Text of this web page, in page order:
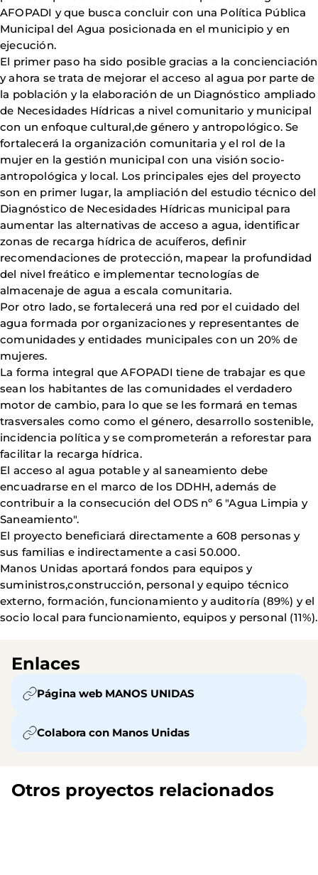
AFOPADI y que busca concluir con una Política Pública
Municipal del Agua posicionada en el municipio y en
ejecución.
El primer paso ha sido posible gracias a la concienciación
y ahora se trata de mejorar el acceso al agua por parte de
la población y la elaboración de un Diagnóstico ampliado
de Necesidades Hídricas a nivel comunitario y municipal
con un enfoque cultural,de género y antropológico. Se
fortalecerá la organización comunitaria y el rol de la
mujer en la gestión municipal con una visión socio-
antropológica y local. Los principales ejes del proyecto
son en primer lugar, la ampliación del estudio técnico del
Diagnóstico de Necesidades Hídricas municipal para
aumentar las alternativas de acceso a agua, identificar
zonas de recarga hídrica de acuíferos, definir
recomendaciones de protección, mapear la profundidad
del nivel freático e implementar tecnologías de
almacenaje de agua a escala comunitaria.
Por otro lado, se fortalecerá una red por el cuidado del
agua formada por organizaciones y representantes de
comunidades y entidades municipales con un 20% de
mujeres.
La forma integral que AFOPADI tiene de trabajar es que
sean los habitantes de las comunidades el verdadero
motor de cambio, para lo que se les formará en temas
trasversales como como el género, desarrollo sostenible,
incidencia política y se comprometerán a reforestar para
facilitar la recarga hídrica.
El acceso al agua potable y al saneamiento debe
encuadrarse en el marco de los DDHH, además de
contribuir a la consecución del ODS nº 6 "Agua Limpia y
Saneamiento".
El proyecto beneficiará directamente a 608 personas y
sus familias e indirectamente a casi 50.000.
Manos Unidas aportará fondos para equipos y
suministros,construcción, personal y equipo técnico
externo, formación, funcionamiento y auditoría (89%) y el
socio local para funcionamiento, equipos y personal (11%).
Enlaces
Página web MANOS UNIDAS
Colabora con Manos Unidas
Otros proyectos relacionados